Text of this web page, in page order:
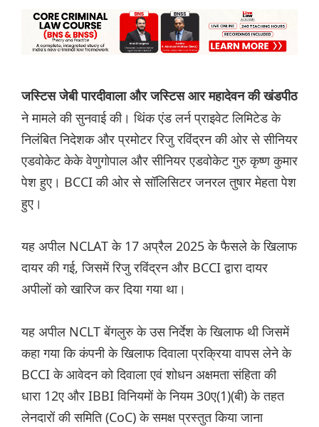
जस्टिस जेबी पारदीवाला और जस्टिस आर महादेवन की खंडपीठ
ने मामले की सुनवाई की। थिंक एंड लर्न प्राइवेट लिमिटेड के
निलंबित निदेशक और प्रमोटर रिजु रविंद्रन की ओर से सीनियर
एडवोकेट केके वेणुगोपाल और सीनियर एडवोकेट गुरु कृष्ण कुमार
पेश हुए। BCCI की ओर से सॉलिसिटर जनरल तुषार मेहता पेश
हुए।
यह अपील NCLAT के 17 अप्रैल 2025 के फैसले के खिलाफ
दायर की गई, जिसमें रिजु रविंद्रन और BCCI द्वारा दायर
अपीलों को खारिज कर दिया गया था।
यह अपील NCLT बेंगलुरु के उस निर्देश के खिलाफ थी जिसमें
कहा गया कि कंपनी के खिलाफ दिवाला प्रक्रिया वापस लेने के
BCCI के आवेदन को दिवाला एवं शोधन अक्षमता संहिता की
धारा 12ए और IBBI विनियमों के नियम 30ए(1)(बी) के तहत
लेनदारों की समिति (CoC) के समक्ष प्रस्तुत किया जाना